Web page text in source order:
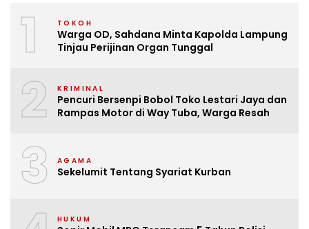
1 TOKOH
Warga OD, Sahdana Minta Kapolda Lampung
Tinjau Perijinan Organ Tunggal
2 KRIMINAL
Pencuri Bersenpi Bobol Toko Lestari Jaya dan
Rampas Motor di Way Tuba, Warga Resah
3 AGAMA
Sekelumit Tentang Syariat Kurban
HUKUM